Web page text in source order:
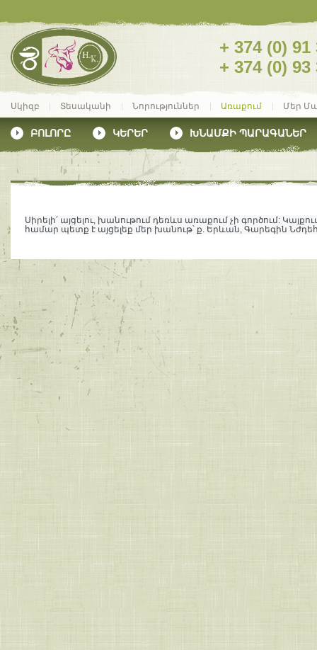
+ 374 (0) 91
+ 374 (0) 93
Սկիզբ Տեսականի Նորություններ Առաքում Մեր
ԲՈԼՈՐԸ ԿԵՐԵՐ ԽՆԱՄՔԻ ՊԱՐԱԳԱՆԵՐ
Սիրելի՛ այցելու, խանութում դեռևս առաքում չի գործում:
համար պետք է այցելեք մեր խանութ՝ ք. Երևան, Գարեգին